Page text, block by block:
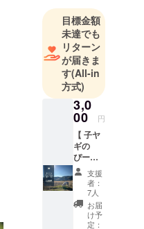
象との結び
つきと共
に、畑の宇
宙を感じる
きっかけと
なる。
その畑で出
会ったいち
ごに魅了さ
れ、400株を
植えたこと
が、農薬・
化学肥料・
除草剤・動
目標金額
未達でも
リターン
が届きま
す(All-in
方式)
3,0
00 円
【 子ヤ
ギの
ぴー
ちゃん
おやつ
代 】 プ
ロジェ
クト責
任者の
支援
者：
7人
お届
け予
定：